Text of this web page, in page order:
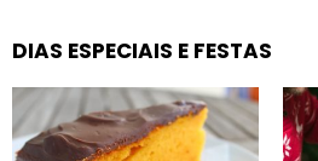
DIAS ESPECIAIS E FESTAS